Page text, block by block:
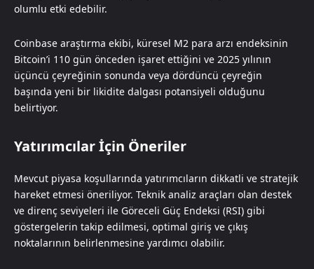
olumlu etki edebilir.
Coinbase araştırma ekibi, küresel M2 para arzı endeksinin
Bitcoin’i 110 gün önceden işaret ettiğini ve 2025 yılının
üçüncü çeyreğinin sonunda veya dördüncü çeyreğin
başında yeni bir likidite dalgası potansiyeli olduğunu
belirtiyor.
Yatırımcılar İçin Öneriler
Mevcut piyasa koşullarında yatırımcıların dikkatli ve stratejik
hareket etmesi öneriliyor. Teknik analiz araçları olan destek
ve direnç seviyeleri ile Göreceli Güç Endeksi (RSI) gibi
göstergelerin takip edilmesi, optimal giriş ve çıkış
noktalarının belirlenmesine yardımcı olabilir.